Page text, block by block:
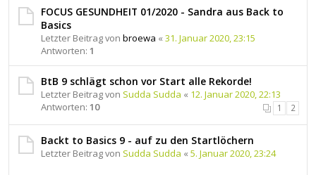
FOCUS GESUNDHEIT 01/2020 - Sandra aus Back to
Basics
Letzter Beitrag von broewa « 31. Januar 2020, 23:15
Antworten: 1
BtB 9 schlägt schon vor Start alle Rekorde!
Letzter Beitrag von Sudda Sudda « 12. Januar 2020, 22:13
Antworten: 10 1 2
Backt to Basics 9 - auf zu den Startlöchern
Letzter Beitrag von Sudda Sudda « 5. Januar 2020, 23:24